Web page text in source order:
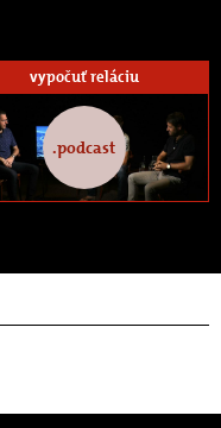
vypočuť reláciu
.podcast